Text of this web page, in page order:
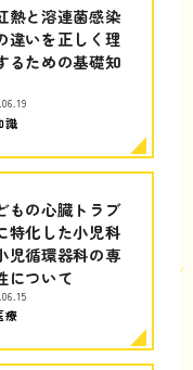
熱と溶連菌感染
違いを正しく理
るための基礎知
識
もの心臓トラブ
特化した小児科
児循環器科の専
について
療